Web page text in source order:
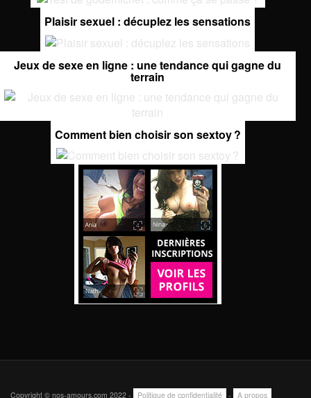
Plaisir sexuel : décuplez les sensations
Jeux de sexe en ligne : une tendance qui gagne du
terrain
Comment bien choisir son sextoy ?
Copyright © nos-amours.com 2022 - Politique de confidentialité - A propos